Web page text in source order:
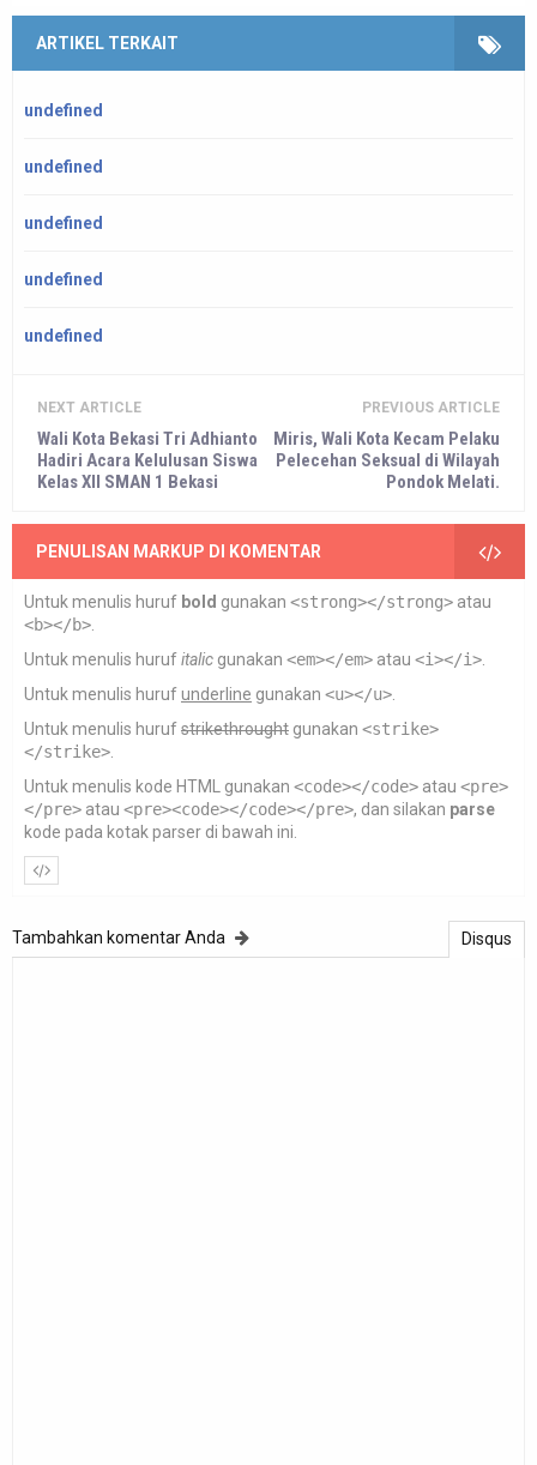
ARTIKEL TERKAIT
undefined
undefined
undefined
undefined
undefined
NEXT ARTICLE
Wali Kota Bekasi Tri Adhianto
Hadiri Acara Kelulusan Siswa
Kelas XII SMAN 1 Bekasi
PREVIOUS ARTICLE
Miris, Wali Kota Kecam Pelaku
Pelecehan Seksual di Wilayah
Pondok Melati.
PENULISAN MARKUP DI KOMENTAR
Untuk menulis huruf bold gunakan <strong></strong> atau
<b></b>
Untuk menulis hurufitalic gunakan <em></em> atau <i></i>
Untuk menulis hurufunderline gunakan <u></u>
Untuk menulis hurufstrikethrought gunakan <strike>
</strike>
Untuk menulis kode HTML gunakan <code></code> atau <pre>
</pre> atau <pre><code></code></pre>, dan silakan parse
kode pada kotak parser di bawah ini.
Disqus
Tambahkan komentar Anda